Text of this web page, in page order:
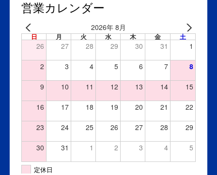
営業カレンダー
2026年 8月
日 月 火 水 木 金 土
26 27 28 29 30 31 1
2 3 4 5 6 7 8
9 10 11 12 13 14 15
16 17 18 19 20 21 22
23 24 25 26 27 28 29
30 31 1 2 3 4 5
定休日